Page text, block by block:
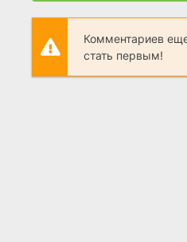
Комментариев
стать первым!